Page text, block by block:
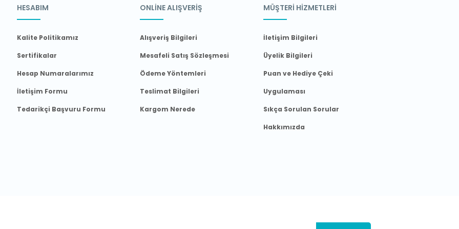
HESABIM
Kalite Politikamız
Sertifikalar
Hesap Numaralarımız
İletişim Formu
Tedarikçi Başvuru Formu
ONLİNE ALIŞVERİŞ
Alışveriş Bilgileri
Mesafeli Satış Sözleşmesi
Ödeme Yöntemleri
Teslimat Bilgileri
Kargom Nerede
MÜŞTERİ HİZMETLERİ
İletişim Bilgileri
Üyelik Bilgileri
Puan ve Hediye Çeki
Uygulaması
Sıkça Sorulan Sorular
Hakkımızda